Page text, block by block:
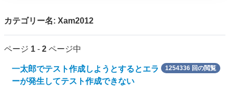
カテゴリー名: Xam2012
ページ 1- 2ページ中
一太郎でテスト作成しようとするとエラ
ーが発生してテスト作成できない
1254336 回の閲覧